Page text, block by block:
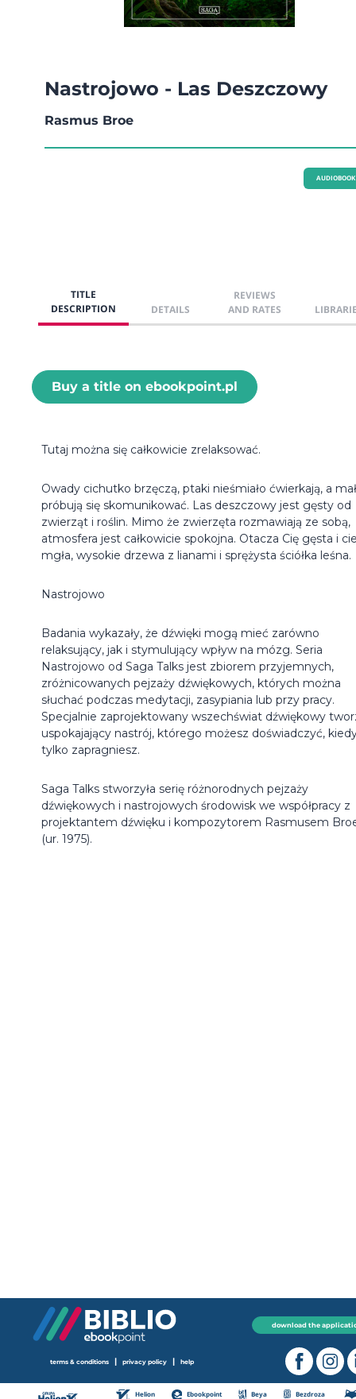
Nastrojowo - Las Deszczowy
Rasmus Broe
AUDIOBOOK
TITLE
DESCRIPTION
DETAILS
REVIEWS
AND RATES
Buy a title on ebookpoint.pl
Tutaj można się całkowicie zrelaksować.
Owady cichutko brzęczą, ptaki nieśmiało ćwierkają, a
próbują się skomunikować. Las deszczowy jest gęsty od
zwierząt i roślin. Mimo że zwierzęta rozmawiają ze sobą,
atmosfera jest całkowicie spokojna. Otacza Cię gęsta i
mgła, wysokie drzewa z lianami i sprężysta ściółka leśna.
Nastrojowo
Badania wykazały, że dźwięki mogą mieć zarówno
relaksujący, jak i stymulujący wpływ na mózg. Seria
Nastrojowo od Saga Talks jest zbiorem przyjemnych,
zróżnicowanych pejzaży dźwiękowych, których można
słuchać podczas medytacji, zasypiania lub przy pracy.
Specjalnie zaprojektowany wszechświat dźwiękowy
uspokajający nastrój, którego możesz doświadczyć,
tylko zapragniesz.
Saga Talks stworzyła serię różnorodnych pejzaży
dźwiękowych i nastrojowych środowisk we współpracy z
projektantem dźwięku i kompozytorem Rasmusem
(ur. 1975).
download the
terms & conditions | privacy policy | help
Helion Ebookpoint Beya Bezdroza